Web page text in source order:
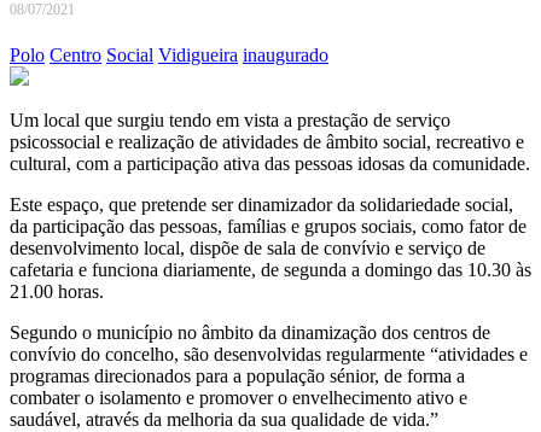
08/07/2021
Polo Centro Social Vidigueira inaugurado
Um local que surgiu tendo em vista a prestação de serviço
psicossocial e realização de atividades de âmbito social, recreativo e
cultural, com a participação ativa das pessoas idosas da comunidade.
Este espaço, que pretende ser dinamizador da solidariedade social,
da participação das pessoas, famílias e grupos sociais, como fator de
desenvolvimento local, dispõe de sala de convívio e serviço de
cafetaria e funciona diariamente, de segunda a domingo das 10.30 às
21.00 horas.
Segundo o município no âmbito da dinamização dos centros de
convívio do concelho, são desenvolvidas regularmente “atividades e
programas direcionados para a população sénior, de forma a
combater o isolamento e promover o envelhecimento ativo e
saudável, através da melhoria da sua qualidade de vida.”